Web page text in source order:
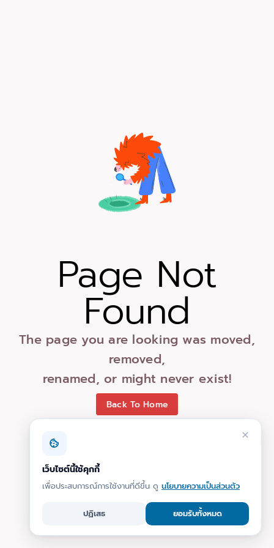
Page Not
Found
The page you are looking was moved,
removed,
renamed, or might never exist!
Back To Home
เว็บไซต์นี้ใช้คุกกี้
เพื่อประสบการณ์การใช้งานที่ดีขึ้น ดู นโยบายความเป็นส่วนตัว
ปฏิเสธ ยอมรับทั้งหมด